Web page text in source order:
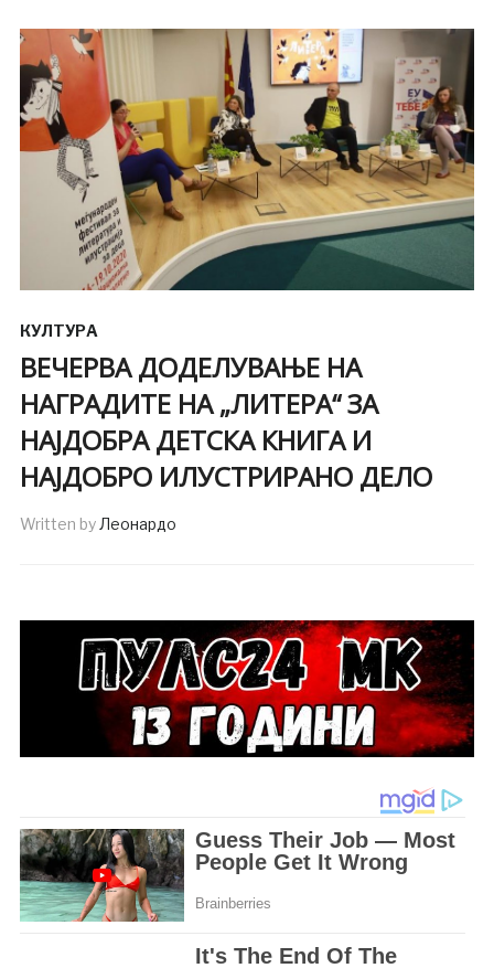
КУЛТУРА
ВЕЧЕРВА ДОДЕЛУВАЊЕ НА
НАГРАДИТЕ НА „ЛИТЕРА“ ЗА
НАЈДОБРА ДЕТСКА КНИГА И
НАЈДОБРО ИЛУСТРИРАНО ДЕЛО
Written byЛеонардо